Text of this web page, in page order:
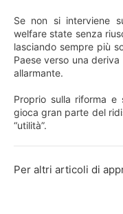
Se non si interviene
welfare state senza
lasciando sempre più
Paese verso una
allarmante.
Proprio sulla riforma e
gioca gran parte del
“utilità”.
Per altri articoli di